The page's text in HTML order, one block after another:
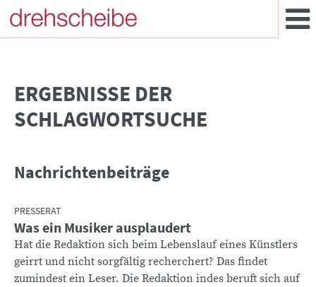
­ERGEBNISSE DER
SCHLAGWORTSUCHE
Nachrichtenbeiträge
PRESSERAT
Was ein Musiker ausplaudert
Hat die Redaktion sich beim Lebenslauf eines Künstlers
geirrt und nicht sorgfältig recherchert? Das findet
zumindest ein Leser. Die Redaktion indes beruft sich auf